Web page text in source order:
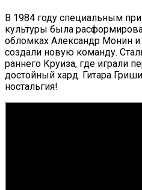
В 1984 году специальным
культуры была
обломках Александр Монин
создали новую команду.
раннего Круиза, где играли
достойный хард. Гитара
ностальгия!